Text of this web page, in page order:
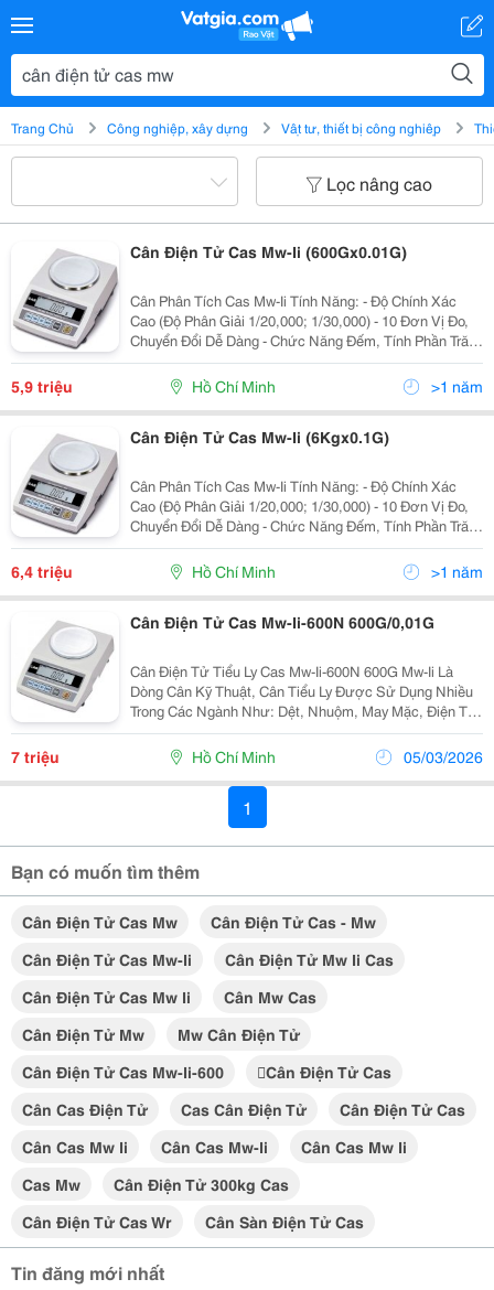
Trang Chủ Công nghiệp, xây dựng Vật tư, thiết bị công nghiệp
Lọc nâng cao
Cân Điện Tử Cas Mw-Ii (600Gx0.01G)
Cân Phân Tích Cas Mw-Ii Tính Năng: - Độ Chính Xác
Cao (Độ Phân Giải 1/20,000; 1/30,000) - 10 Đơn Vị Đo,
Chuyển Đổi Dễ Dàng - Chức Năng Đếm, Tính Phần Trăm
- Chức Năng Tự Kiểm Tra Pin - Rs-232 Giao Diện Nối
Tiếp - Tự Động Tắt N
5,9 triệu Hồ Chí Minh >1 năm
Cân Điện Tử Cas Mw-Ii (6Kgx0.1G)
Cân Phân Tích Cas Mw-Ii Tính Năng: - Độ Chính Xác
Cao (Độ Phân Giải 1/20,000; 1/30,000) - 10 Đơn Vị Đo,
Chuyển Đổi Dễ Dàng - Chức Năng Đếm, Tính Phần Trăm
- Chức Năng Tự Kiểm Tra Pin - Rs-232 Giao Diện Nối
Tiếp - Tự Động Tắt N
6,4 triệu Hồ Chí Minh >1 năm
Cân Điện Tử Cas Mw-Ii-600N 600G/0,01G
Cân Điện Tử Tiểu Ly Cas Mw-Ii-600N 600G Mw-Ii Là
Dòng Cân Kỹ Thuật, Cân Tiểu Ly Được Sử Dụng Nhiều
Trong Các Ngành Như: Dệt, Nhuộm, May Mặc, Điện Tử,
Bao Bì....vv. Tại Cân Điện Tử Chi Anh Có Các Mẫu Cân
Mw-Ii (300G X 0.01G); (600G X 0.01G);...
7 triệu Hồ Chí Minh 05/03/2026
1
Bạn có muốn tìm thêm
Cân Điện Tử Cas Mw
Cân Điện Tử Cas - Mw
Cân Điện Tử Cas Mw-Ii
Cân Điện Tử Mw Ii Cas
Cân Điện Tử Cas Mw Ii
Cân Mw Cas
Cân Điện Tử Mw
Mw Cân Điện Tử
Cân Điện Tử Cas Mw-Ii-600
cân Điện Tử Cas
Cân Cas Điện Tử
Cas Cân Điện Tử
Cân Điện Tử Cas
Cân Cas Mw Ii
Cân Cas Mw-Ii
Cân Cas Mw Ii
Cas Mw
Cân Điện Tử 300kg Cas
Cân Điện Tử Cas Wr
Cân Sàn Điện Tử Cas
Tin đăng mới nhất